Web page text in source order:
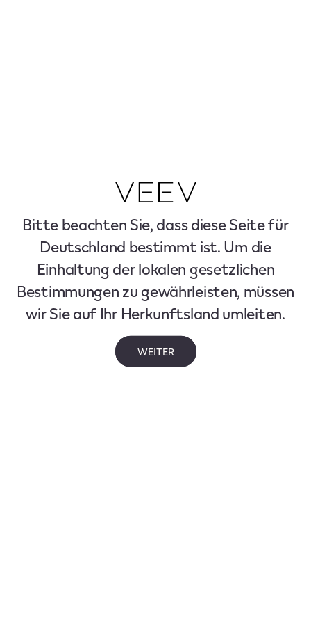
Bitte beachten Sie, dass diese Seite für
Deutschland bestimmt ist. Um die
Einhaltung der lokalen gesetzlichen
Bestimmungen zu gewährleisten, müssen
wir Sie auf Ihr Herkunftsland umleiten.
WEITER